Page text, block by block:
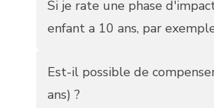
Si je rate une phase
enfant a 10 ans, par
Est-il possible de
ans) ?